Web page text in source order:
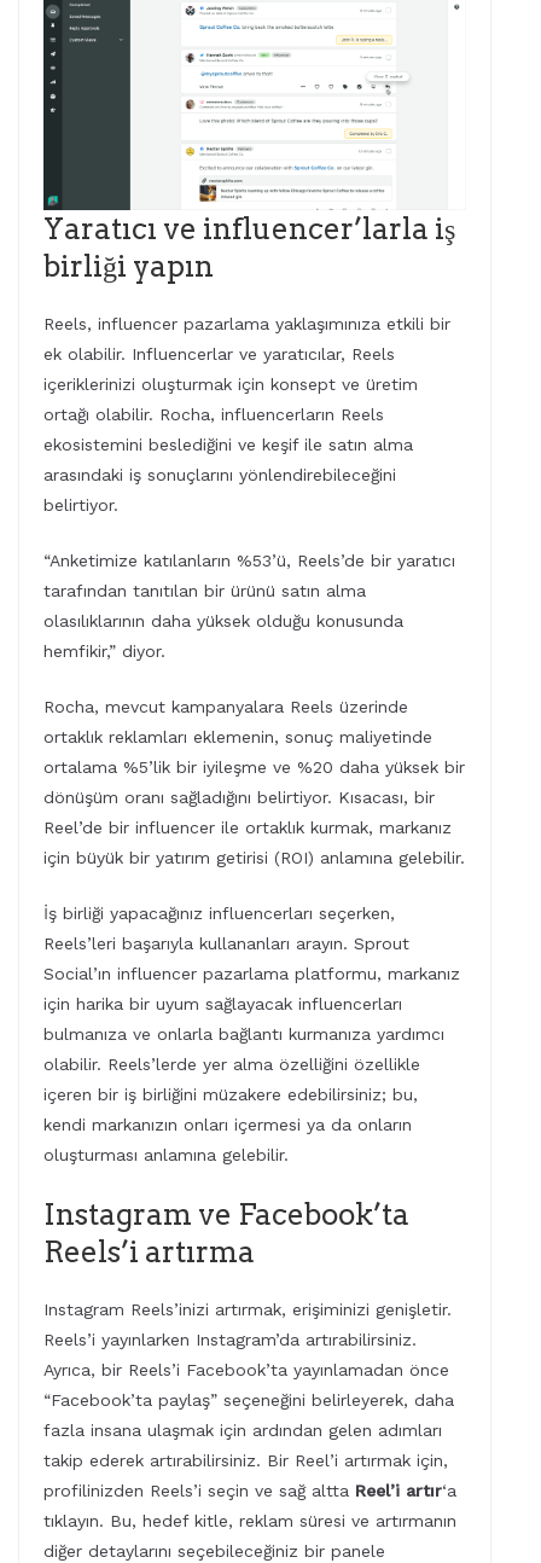
Yaratıcı ve influencer’larla iş
birliği yapın
Reels, influencer pazarlama yaklaşımınıza etkili bir
ek olabilir. Influencerlar ve yaratıcılar, Reels
içeriklerinizi oluşturmak için konsept ve üretim
ortağı olabilir. Rocha, influencerların Reels
ekosistemini beslediğini ve keşif ile satın alma
arasındaki iş sonuçlarını yönlendirebileceğini
belirtiyor.
“Anketimize katılanların %53’ü, Reels’de bir yaratıcı
tarafından tanıtılan bir ürünü satın alma
olasılıklarının daha yüksek olduğu konusunda
hemfikir,” diyor.
Rocha, mevcut kampanyalara Reels üzerinde
ortaklık reklamları eklemenin, sonuç maliyetinde
ortalama %5’lik bir iyileşme ve %20 daha yüksek bir
dönüşüm oranı sağladığını belirtiyor. Kısacası, bir
Reel’de bir influencer ile ortaklık kurmak, markanız
için büyük bir yatırım getirisi (ROI) anlamına gelebilir.
İş birliği yapacağınız influencerları seçerken,
Reels’leri başarıyla kullananları arayın. Sprout
Social’ın influencer pazarlama platformu, markanız
için harika bir uyum sağlayacak influencerları
bulmanıza ve onlarla bağlantı kurmanıza yardımcı
olabilir. Reels’lerde yer alma özelliğini özellikle
içeren bir iş birliğini müzakere edebilirsiniz; bu,
kendi markanızın onları içermesi ya da onların
oluşturması anlamına gelebilir.
Instagram ve Facebook’ta
Reels’i artırma
Instagram Reels’inizi artırmak, erişiminizi genişletir.
Reels’i yayınlarken Instagram’da artırabilirsiniz.
Ayrıca, bir Reels’i Facebook’ta yayınlamadan önce
“Facebook’ta paylaş” seçeneğini belirleyerek, daha
fazla insana ulaşmak için ardından gelen adımları
takip ederek artırabilirsiniz. Bir Reel’i artırmak için,
profilinizden Reels’i seçin ve sağ altta Reel’i artır‘a
tıklayın. Bu, hedef kitle, reklam süresi ve artırmanın
diğer detaylarını seçebileceğiniz bir panele